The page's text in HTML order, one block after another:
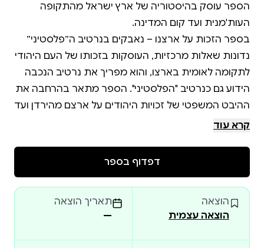
הספר עוסק בהיסטוריה של ארץ ישראל מהתקופה
בספר הזכות על ארצנו – נאבקים בנרטיב ה״פלסטיני״
נדונות שאלות מרכזיות, העוסקות בזכותו של העם היהודי
לתקומה לאומית בארצו, והוא מפריך את נרטיב הנכבה
הידוע גם כנרטיב "הפלסטיני". הספר מתאר בהרחבה את
ההיבט המשפטי של זכויות היהודים על ארצם מהירדן ועד
הים, בכלל זה – הזכות להתיישב ביהודה ושומרון.
וההכרה הרשמית של האו"ם בזכויות העם היהודי בכ"ו
מחבר הספר מבסס את דבריו על חומרים היסטוריים
מתקופות שונות: מסמכים רשמיים, עדויות של בני סמכא,
מחקרים של חוקרים מובילים בעולם שהתמחו בהיסטוריה
קרא עוד
דפדוף בספר
הוצאה
הוצאה עצמית
תאריך הוצאה
—